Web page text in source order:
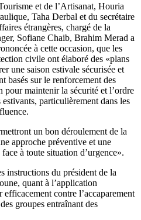
et de l’Artisanat, Houria
Taha Derbal et du secrétaire
étrangères, chargé de la
Sofiane Chaib, Brahim Merad a
à cette occasion, que les
civile ont élaboré des «plans
une saison estivale sécurisée et
basés sur le renforcement des
pour maintenir la sécurité et l’ordre
particulièrement dans les
un bon déroulement de la
approche préventive et une
à toute situation d’urgence».
instructions du président de la
quant à l’application
contre l’accaparement
groupes entraînant des